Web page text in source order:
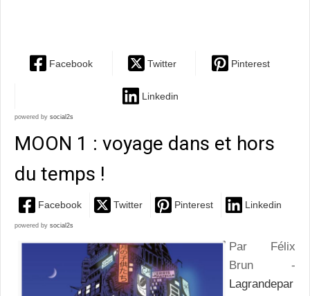
Facebook Twitter Pinterest
Linkedin
powered by social2s
MOON 1 : voyage dans et hors
du temps !
Facebook Twitter Pinterest Linkedin
powered by social2s
Par Félix
Brun -
Lagrandepar